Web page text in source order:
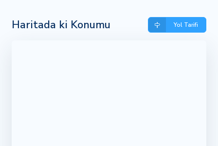
Haritada ki Konumu Yol Tarifi